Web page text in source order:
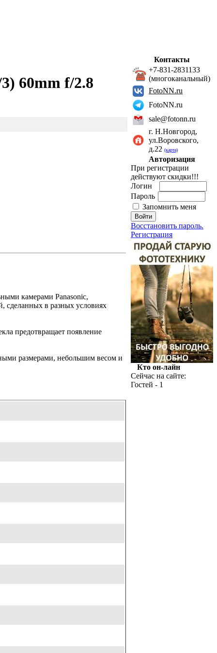
60mm f/2.8
камерами Panasonic,
сделанных в разных условиях
предотвращает появление
размерами, небольшим весом и
Контакты
+7-831-2831133
(многоканальный)
FotoNN.ru
FotoNN.ru
sale@fotonn.ru
г. Н.Новгород,
ул.Воровского,
д.22 (карта)
Авторизация
При регистрации
действуют скидки!!!
Логин
Пароль
Запомнить меня
Восстановить пароль.
Регистрация
Кто он-лайн
Сейчас на сайте:
Гостей - 1